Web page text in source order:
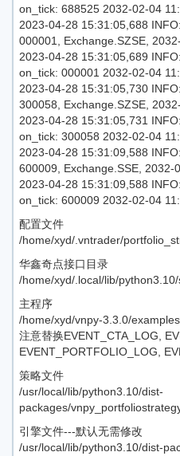
on_tick: 688525 2032-02-04
2023-04-28 15:31:05,688
000001, Exchange.SZSE,
2023-04-28 15:31:05,689
on_tick: 000001 2032-02-04
2023-04-28 15:31:05,730
300058, Exchange.SZSE,
2023-04-28 15:31:05,731
on_tick: 300058 2032-02-04
2023-04-28 15:31:09,588
600009, Exchange.SSE,
2023-04-28 15:31:09,588
on_tick: 600009 2032-02-04
配置文件
/home/xyd/.vntrader/
华鑫奇点接口目录
/home/xyd/.local/lib/
主程序
/home/xyd/vnpy-3.3.0/
注意替换EVENT_CTA_LOG,
EVENT_PORTFOLIO_LOG,
策略文件
/usr/local/lib/python3.10/dist-
packages/
引擎文件---默认无需修改
/usr/local/lib/python3.10/dist-